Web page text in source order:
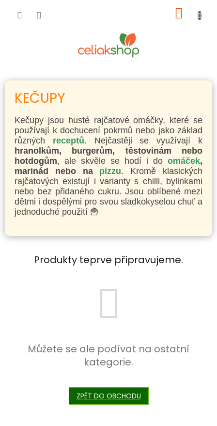
KOŠÍK
KEČUPY
Kečupy jsou husté rajčatové omáčky, které se
používají k dochucení pokrmů nebo jako základ
různých receptů. Nejčastěji se využívají k
hranolkům, burgerům, těstovinám nebo
hotdogům, ale skvěle se hodí i do omáček,
marinád nebo na pizzu. Kromě klasických
rajčatových existují i varianty s chilli, bylinkami
nebo bez přidaného cukru. Jsou oblíbené mezi
dětmi i dospělými pro svou sladkokyselou chuť a
jednoduché použití 🍟
Produkty teprve připravujeme.
Můžete se ale podívat na ostatní
kategorie.
ZPĚT DO OBCHODU